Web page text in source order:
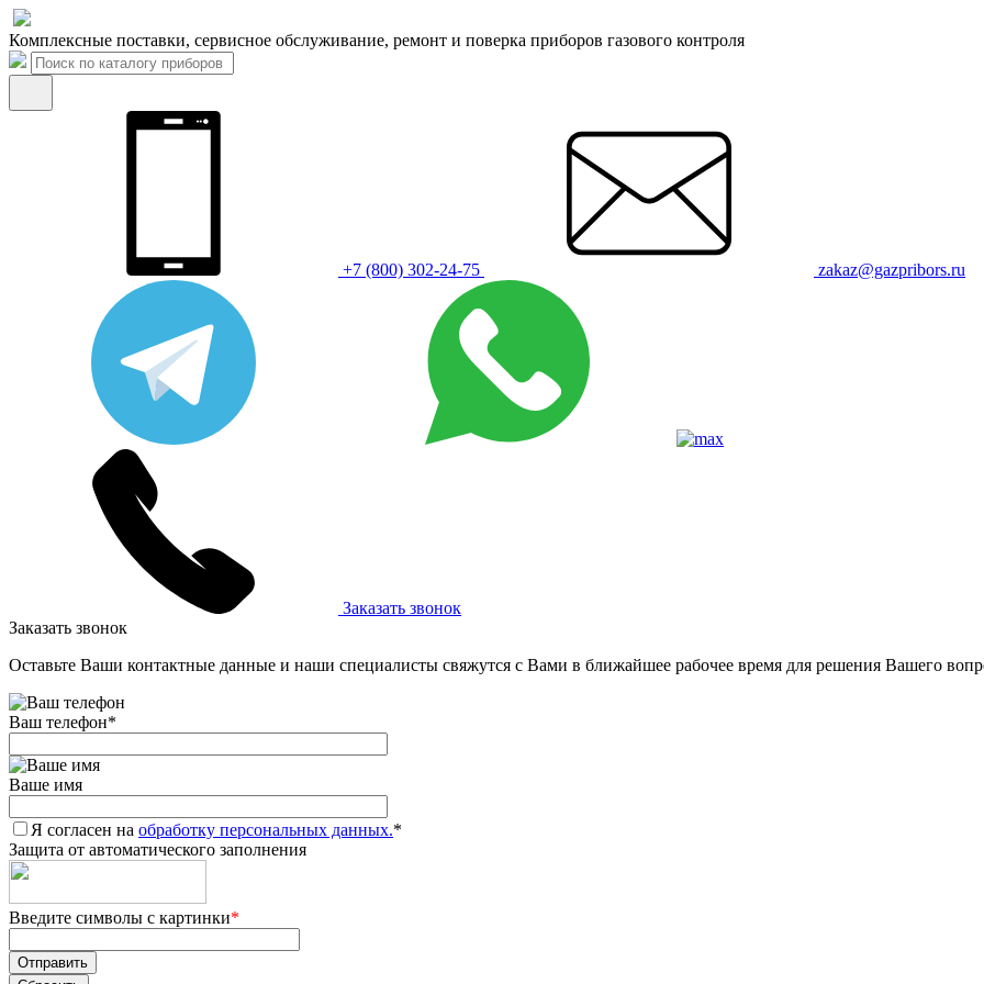
Комплексные поставки, сервисное обслуживание, ремонт и поверка приборов газового контроля
+7 (800) 302-24-75 zakaz@gazpribors.ru
Заказать звонок
Заказать звонок
Оставьте Ваши контактные данные и наши специалисты свяжутся с Вами в ближайшее рабочее время для решения Вашего
Ваш телефон*
Ваше имя
Я согласен на обработку персональных данных.*
Защита от автоматического заполнения
Введите символы с картинки*